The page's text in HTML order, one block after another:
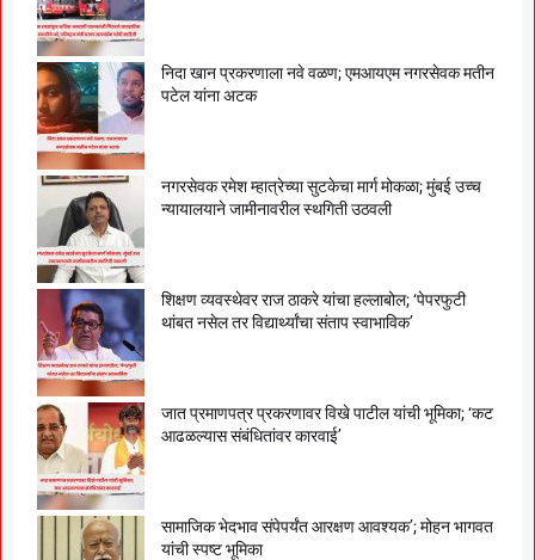
निदा खान प्रकरणाला नवे वळण; एमआयएम नगरसेवक मतीन
पटेल यांना अटक
नगरसेवक रमेश म्हात्रेच्या सुटकेचा मार्ग मोकळा; मुंबई उच्च
न्यायालयाने जामीनावरील स्थगिती उठवली
शिक्षण व्यवस्थेवर राज ठाकरे यांचा हल्लाबोल; ‘पेपरफुटी
थांबत नसेल तर विद्यार्थ्यांचा संताप स्वाभाविक’
जात प्रमाणपत्र प्रकरणावर विखे पाटील यांची भूमिका; ‘कट
आढळल्यास संबंधितांवर कारवाई’
सामाजिक भेदभाव संपेपर्यंत आरक्षण आवश्यक’; मोहन भागवत
यांची स्पष्ट भूमिका